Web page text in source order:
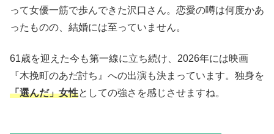
って女優一筋で歩んできた沢口さん。恋愛の噂は何度かあ
ったものの、結婚には至っていません。
61歳を迎えた今も第一線に立ち続け、2026年には映画
『木挽町のあだ討ち』への出演も決まっています。独身を
「選んだ」女性としての強さを感じさせますね。